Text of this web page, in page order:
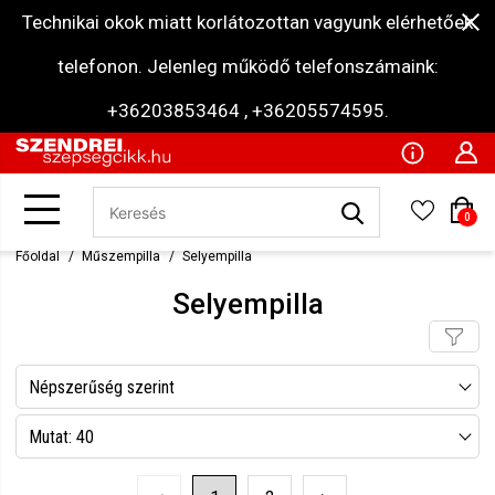
Technikai okok miatt korlátozottan vagyunk elérhetőek
telefonon. Jelenleg működő telefonszámaink:
+36203853464 , +36205574595.
0
Főoldal Műszempilla Selyempilla
Selyempilla
Népszerűség szerint
Név szerint csökkenő
Mutat: 40